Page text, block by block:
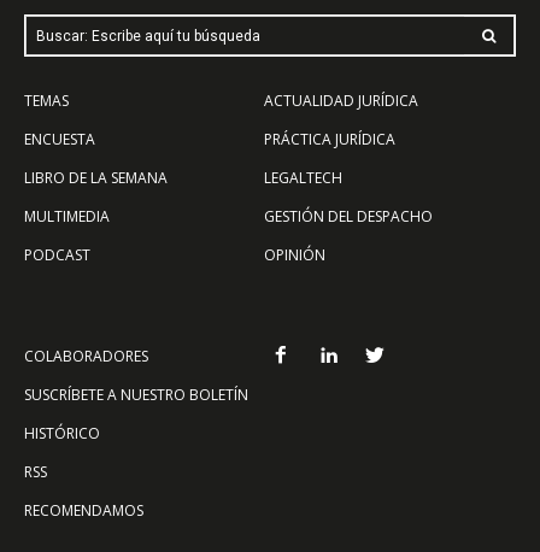
Buscar: Escribe aquí tu búsqueda
TEMAS
ENCUESTA
LIBRO DE LA SEMANA
MULTIMEDIA
PODCAST
ACTUALIDAD JURÍDICA
PRÁCTICA JURÍDICA
LEGALTECH
GESTIÓN DEL DESPACHO
OPINIÓN
COLABORADORES
SUSCRÍBETE A NUESTRO BOLETÍN
HISTÓRICO
RSS
RECOMENDAMOS